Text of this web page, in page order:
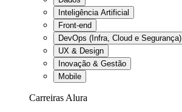
Inteligência Artificial
Front-end
DevOps (Infra, Cloud e Segurança)
UX & Design
Inovação & Gestão
Mobile
Carreiras Alura